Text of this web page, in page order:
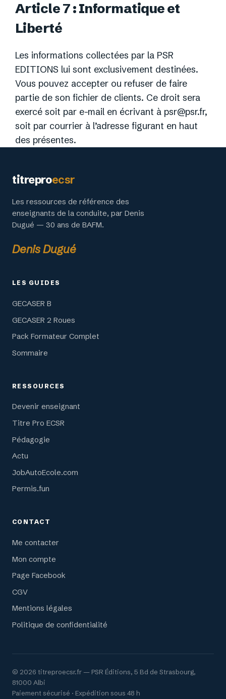
Article 7 : Informatique et
Liberté
Les informations collectées par la PSR
EDITIONS lui sont exclusivement destinées.
Vous pouvez accepter ou refuser de faire
partie de son fichier de clients. Ce droit sera
exercé soit par e-mail en écrivant à psr@psr.fr,
soit par courrier à l’adresse figurant en haut
des présentes.
titreproecsr
Les ressources de référence des
enseignants de la conduite, par Denis
Dugué — 30 ans de BAFM.
Denis Dugué
LES GUIDES
GECASER B
GECASER 2 Roues
Pack Formateur Complet
Sommaire
RESSOURCES
Devenir enseignant
Titre Pro ECSR
Pédagogie
Actu
JobAutoEcole.com
Permis.fun
CONTACT
Me contacter
Mon compte
Page Facebook
CGV
Mentions légales
Politique de confidentialité
© 2026 titreproecsr.fr — PSR Éditions, 5 Bd de Strasbourg,
81000 Albi
Paiement sécurisé · Expédition sous 48 h
Article ajouté au panier